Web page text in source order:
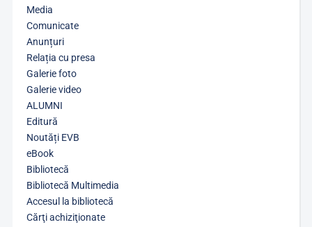
Media
Comunicate
Anunțuri
Relația cu presa
Galerie foto
Galerie video
ALUMNI
Editură
Noutăți EVB
eBook
Bibliotecă
Bibliotecă Multimedia
Accesul la bibliotecă
Cărţi achiziţionate